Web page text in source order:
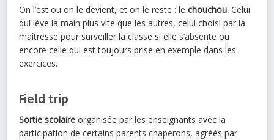
On l’est ou on le devient, et on le reste : lechouchou. Celui
qui lève la main plus vite que les autres, celui choisi par la
maîtresse pour surveiller la classe si elle s’absente ou
encore celle qui est toujours prise en exemple dans les
exercices.
Field trip
Sortie scolaire organisée par les enseignants avec la
participation de certains parents chaperons, agréés par